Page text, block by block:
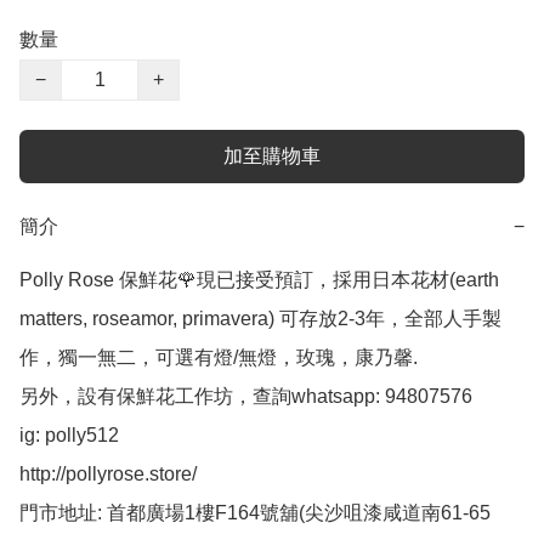
數量
−
+
加至購物車
簡介 −
Polly Rose 保鮮花🌹現已接受預訂，採用日本花材(earth
matters, roseamor, primavera) 可存放2-3年，全部人手製
作，獨一無二，可選有燈/無燈，玫瑰，康乃馨.
另外，設有保鮮花工作坊，查詢whatsapp: 94807576
ig: polly512
http://pollyrose.store/
門市地址: 首都廣場1樓F164號舖(尖沙咀漆咸道南61-65